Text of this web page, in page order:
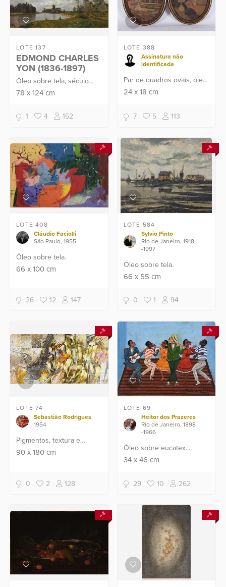
LOTE 137
EDMOND CHARLES
YON (1836-1897)
Óleo sobre tela, século
XIX.
78x 124cm
1 4 152
LOTE 388
Assinatura não
identificada
Par de quadros ovais, óleo
sobre cartão, assinados.
24 x18 cm
7 5 113
LOTE 408
Cláudio Faciolli
São Paulo, 1955
Óleo sobre tela.
66x 100cm
26 12 147
LOTE 584
Sylvio Pinto
Rio de Janeiro, 1918
-1997
Óleo sobre tela.
66 x55 cm
0 1 94
LOTE 74
Sebastião Rodrigues
1954
Pigmentos, textura e
acrílico sobre tela - datado
90x 180cm
0 2 128
LOTE 69
Heitor dos Prazeres
Rio de Janeiro, 1898
-1966
Óleo sobre eucatex.
Acompanha certificado
34 x46 cm
29 10 262